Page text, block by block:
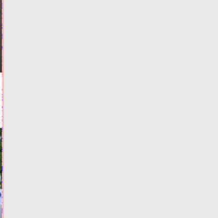
в
пункте
выдачи
заказов
маркетплейса
08.08.2026,
09:00
КРИМИНАЛ
Виталий
Королев
сообщил,
когда
и
куда
по
Тверской
области
отправится
"Поезд
здоровья"